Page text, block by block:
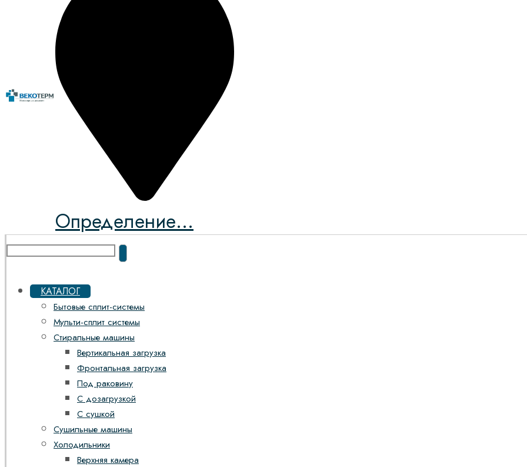
Определение...
КАТАЛОГ
Бытовые сплит-системы
Мульти-сплит системы
Стиральные машины
Вертикальная загрузка
Фронтальная загрузка
Под раковину
С дозагрузкой
С сушкой
Сушильные машины
Холодильники
Верхняя камера